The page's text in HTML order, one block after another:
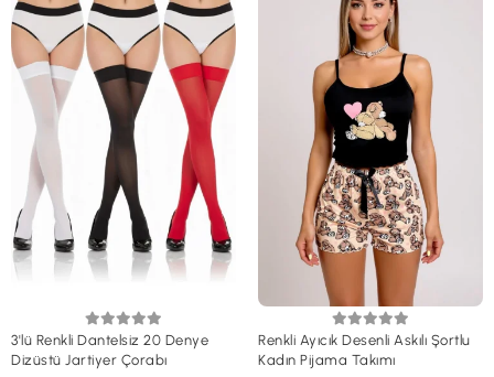
3'lü Renkli Dantelsiz 20 Denye
Dizüstü Jartiyer Çorabı
Renkli Ayıcık Desenli Askılı Şortlu
Kadın Pijama Takımı